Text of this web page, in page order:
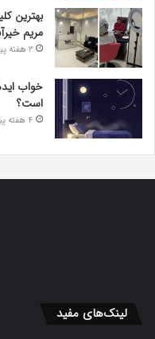
بهترین
مریم
3 هفته پیش
خواب
است؟
4 هفته پیش
لینک‌های مفید